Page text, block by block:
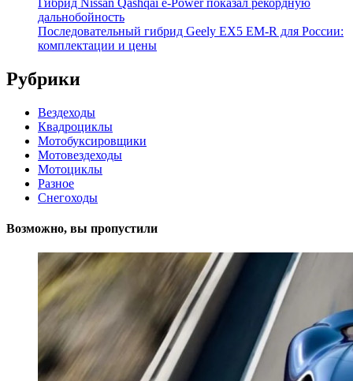
дальнобойность
Последовательный гибрид Geely EX5 EM-R для России:
комплектации и цены
Рубрики
Вездеходы
Квадроциклы
Мотобуксировщики
Мотовездеходы
Мотоциклы
Разное
Снегоходы
Возможно, вы пропустили